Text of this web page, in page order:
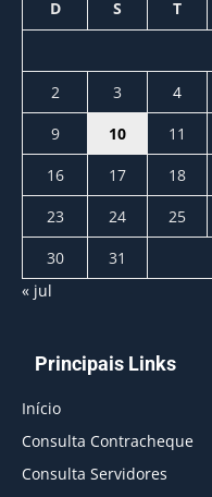
D S T
2
3 4
9
10 11
16
17 18
23
24 25
30
31
« jul
Principais Links
Início
Consulta Contracheque
Consulta Servidores